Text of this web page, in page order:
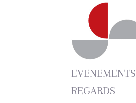
EVENEMENTS
REGARDS